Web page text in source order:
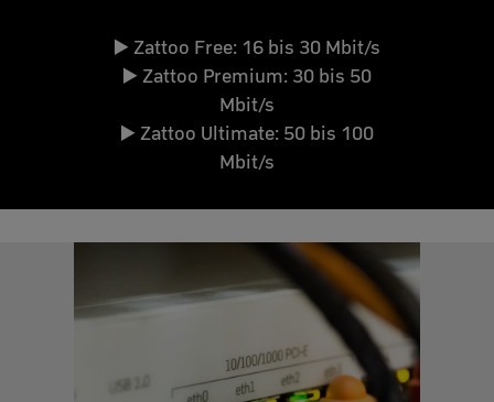
▶️ Zattoo Free: 16 bis 30 Mbit/s
▶️ Zattoo Premium: 30 bis 50
Mbit/s
▶️ Zattoo Ultimate: 50 bis 100
Mbit/s